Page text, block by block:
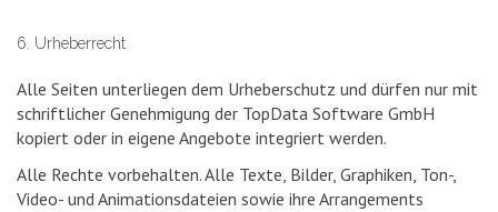
6. Urheberrecht
Alle Seiten unterliegen dem Urheberschutz und dürfen nur mit
schriftlicher Genehmigung der TopData Software GmbH
kopiert oder in eigene Angebote integriert werden.
Alle Rechte vorbehalten. Alle Texte, Bilder, Graphiken, Ton-,
Video- und Animationsdateien sowie ihre Arrangements